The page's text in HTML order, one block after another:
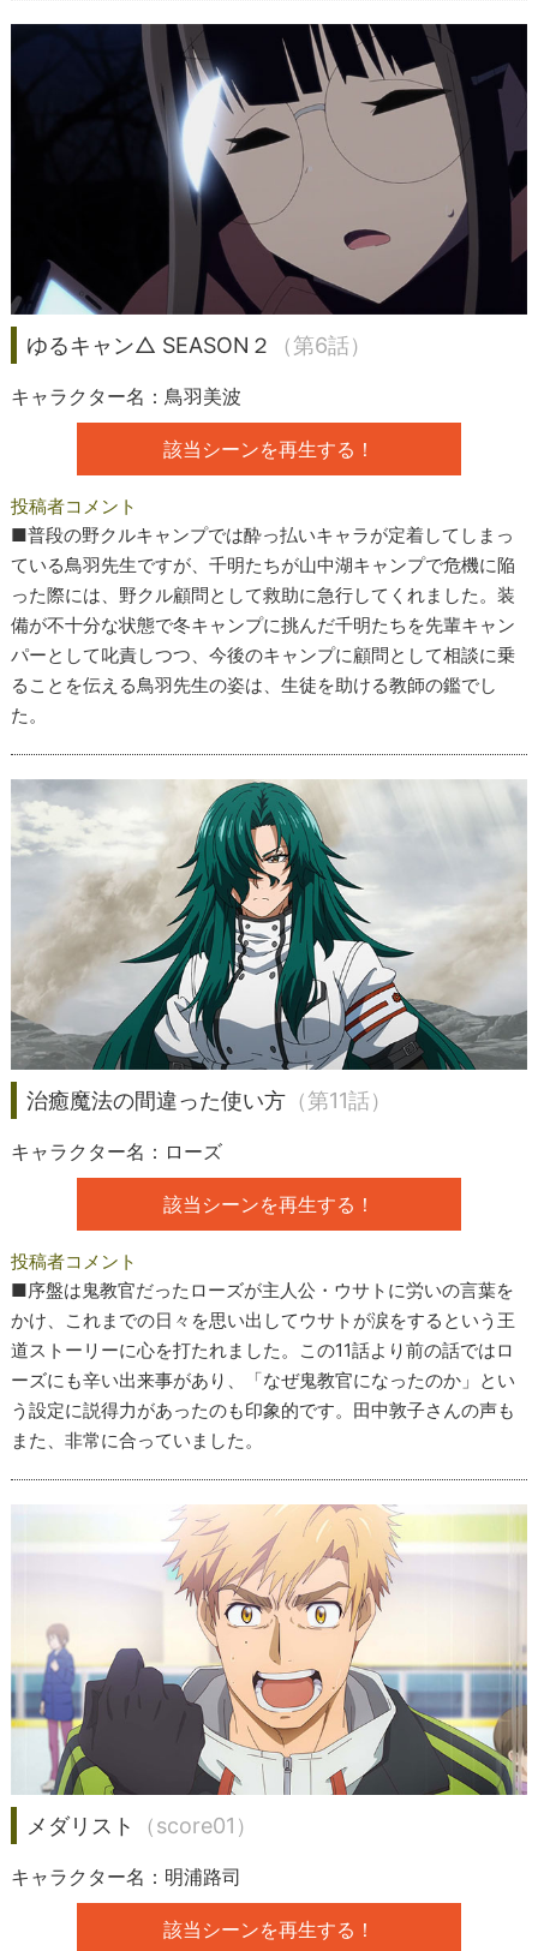
ゆるキャン△ SEASON２ （第6話）
キャラクター名：鳥羽美波
該当シーンを再生する！
投稿者コメント
■普段の野クルキャンプでは酔っ払いキャラが定着してしまっ
ている鳥羽先生ですが、千明たちが山中湖キャンプで危機に陥
った際には、野クル顧問として救助に急行してくれました。装
備が不十分な状態で冬キャンプに挑んだ千明たちを先輩キャン
パーとして叱責しつつ、今後のキャンプに顧問として相談に乗
ることを伝える鳥羽先生の姿は、生徒を助ける教師の鑑でし
た。
治癒魔法の間違った使い方（第11話）
キャラクター名：ローズ
該当シーンを再生する！
投稿者コメント
■序盤は鬼教官だったローズが主人公・ウサトに労いの言葉を
かけ、これまでの日々を思い出してウサトが涙をするという王
道ストーリーに心を打たれました。この11話より前の話ではロ
ーズにも辛い出来事があり、「なぜ鬼教官になったのか」とい
う設定に説得力があったのも印象的です。田中敦子さんの声も
また、非常に合っていました。
メダリスト （score01）
キャラクター名：明浦路司
該当シーンを再生する！